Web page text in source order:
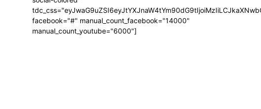
facebook="#" manual_count_facebook="14000"
manual_count_youtube="6000"]